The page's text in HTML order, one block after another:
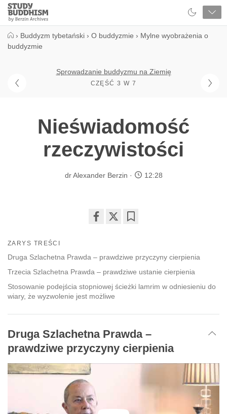
Close
Study
Buddhism
› Buddyzm tybetański › O buddyzmie › Mylne wyobrażenia o
buddyzmie
Sprowadzanie buddyzmu na Ziemię
CZĘŚĆ 3 W 7
Nieświadomość
rzeczywistości
dr Alexander Berzin 12:28
facebook
ZARYS TREŚCI
Druga Szlachetna Prawda – prawdziwe przyczyny cierpienia
Trzecia Szlachetna Prawda – prawdziwe ustanie cierpienia
Stosowanie podejścia stopniowej ścieżki lamrim w odniesieniu do
wiary, że wyzwolenie jest możliwe
Druga Szlachetna Prawda –
prawdziwe przyczyny cierpienia